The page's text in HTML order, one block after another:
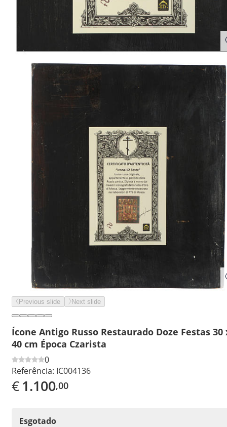
Previous slide Next slide
Ícone Antigo Russo Restaurado Doze Festas 30
40 cm Época Czarista
0
Referência: IC004136
€1.100,00
Esgotado